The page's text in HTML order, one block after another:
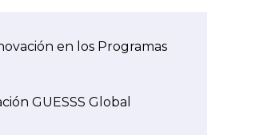
en los Programas
GUESSS Global